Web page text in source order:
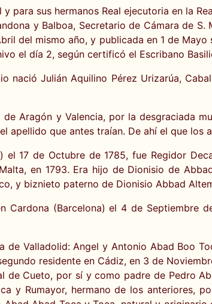
para sus hermanos Real ejecutoria en la
y Balboa, Secretario de Cámara de
del mismo año, y publicada en 1 de
el día 2, según certificó el Escribano
nació Julián Aquilino Pérez Urizarúa,
Aragón y Valencia, por la desgraciada
apellido que antes traían. De ahí el que los
17 de Octubre de 1785, fue Regidor
en 1793. Era hijo de Dionisio de
y biznieto paterno de Dionisio Abbad
(Barcelona) el 4 de Septiembre
Valladolid: Angel y Antonio Abad Boo
residente en Cádiz, en 3 de
de Cueto, por sí y como padre de Pedro
y Rumayor, hermano de los anteriores,